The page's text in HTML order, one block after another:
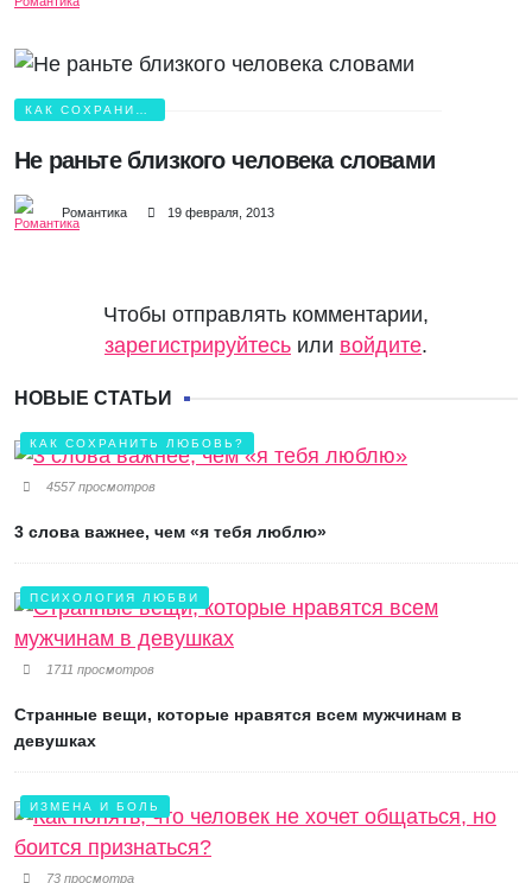
КАК СОХРАНИТЬ
Не раньте близкого человека словами
Романтика 19 февраля, 2013
Чтобы отправлять комментарии,
зарегистрируйтесь или войдите.
НОВЫЕ СТАТЬИ
КАК СОХРАНИТЬ ЛЮБОВЬ?
4557 просмотров
3 слова важнее, чем «я тебя люблю»
ПСИХОЛОГИЯ ЛЮБВИ
1711 просмотров
Странные вещи, которые нравятся всем мужчинам в
девушках
ИЗМЕНА И БОЛЬ
73 просмотра